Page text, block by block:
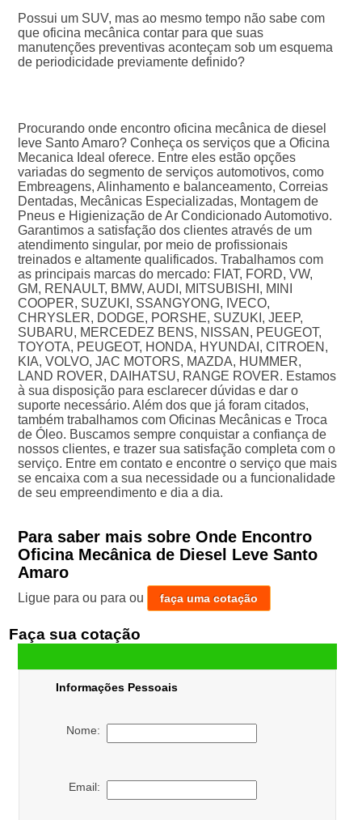
Possui um SUV, mas ao mesmo tempo não sabe com
que oficina mecânica contar para que suas
manutenções preventivas aconteçam sob um esquema
de periodicidade previamente definido?
Procurando onde encontro oficina mecânica de diesel
leve Santo Amaro? Conheça os serviços que a Oficina
Mecanica Ideal oferece. Entre eles estão opções
variadas do segmento de serviços automotivos, como
Embreagens, Alinhamento e balanceamento, Correias
Dentadas, Mecânicas Especializadas, Montagem de
Pneus e Higienização de Ar Condicionado Automotivo.
Garantimos a satisfação dos clientes através de um
atendimento singular, por meio de profissionais
treinados e altamente qualificados. Trabalhamos com
as principais marcas do mercado: FIAT, FORD, VW,
GM, RENAULT, BMW, AUDI, MITSUBISHI, MINI
COOPER, SUZUKI, SSANGYONG, IVECO,
CHRYSLER, DODGE, PORSHE, SUZUKI, JEEP,
SUBARU, MERCEDEZ BENS, NISSAN, PEUGEOT,
TOYOTA, PEUGEOT, HONDA, HYUNDAI, CITROEN,
KIA, VOLVO, JAC MOTORS, MAZDA, HUMMER,
LAND ROVER, DAIHATSU, RANGE ROVER. Estamos
à sua disposição para esclarecer dúvidas e dar o
suporte necessário. Além dos que já foram citados,
também trabalhamos com Oficinas Mecânicas e Troca
de Óleo. Buscamos sempre conquistar a confiança de
nossos clientes, e trazer sua satisfação completa com o
serviço. Entre em contato e encontre o serviço que mais
se encaixa com a sua necessidade ou a funcionalidade
de seu empreendimento e dia a dia.
Para saber mais sobre Onde Encontro
Oficina Mecânica de Diesel Leve Santo
Amaro
Ligue para ou para ou faça uma cotação
Faça sua cotação
Informações Pessoais
Nome:
Email: